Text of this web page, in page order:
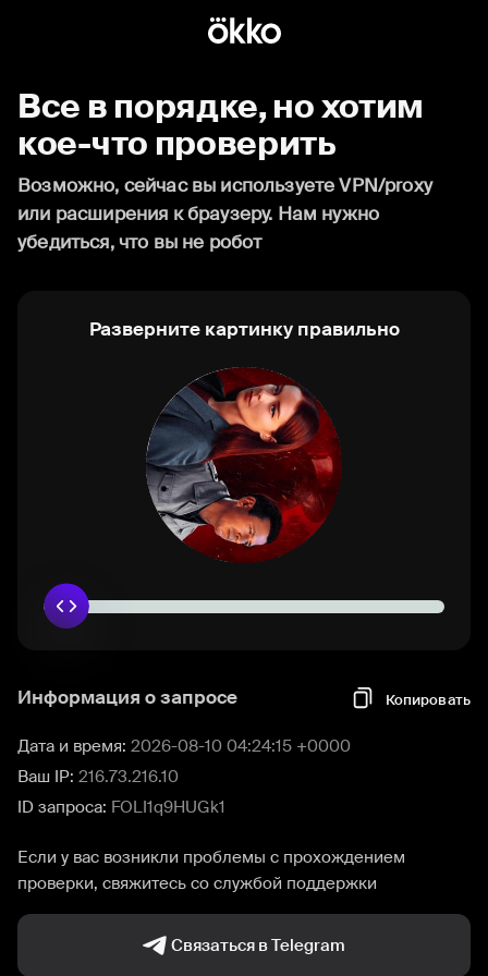
Все в порядке, но хотим
кое-что проверить
Возможно, сейчас вы используете VPN/proxy
или расширения к браузеру. Нам нужно
убедиться, что вы не робот
Разверните картинку правильно
Информация о запросе Копировать
Дата и время: 2026-08-10 04:24:15 +0000
Ваш IP: 216.73.216.10
ID запроса: FOLI1q9HUGk1
Если у вас возникли проблемы с прохождением
проверки, свяжитесь со службой поддержки
Связаться в Telegram